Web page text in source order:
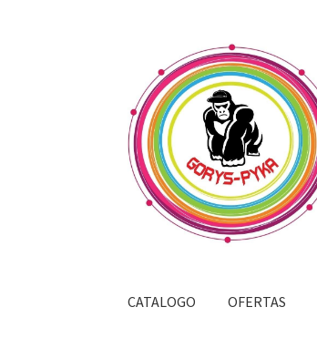
navegación
contenido
CATALOGO OFERTAS